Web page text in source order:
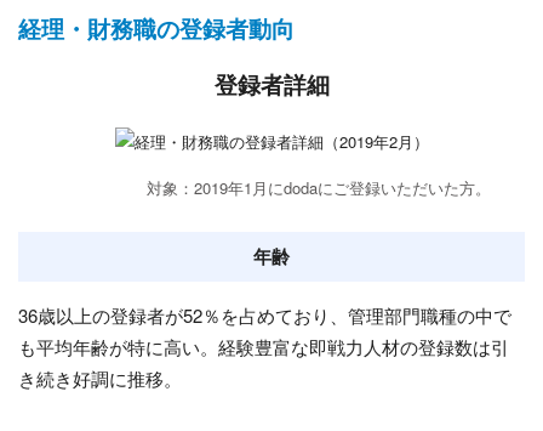
経理・財務職の登録者動向
登録者詳細
対象：2019年1月にdodaにご登録いただいた方。
年齢
36歳以上の登録者が52％を占めており、管理部門職種の中で
も平均年齢が特に高い。経験豊富な即戦力人材の登録数は引
き続き好調に推移。